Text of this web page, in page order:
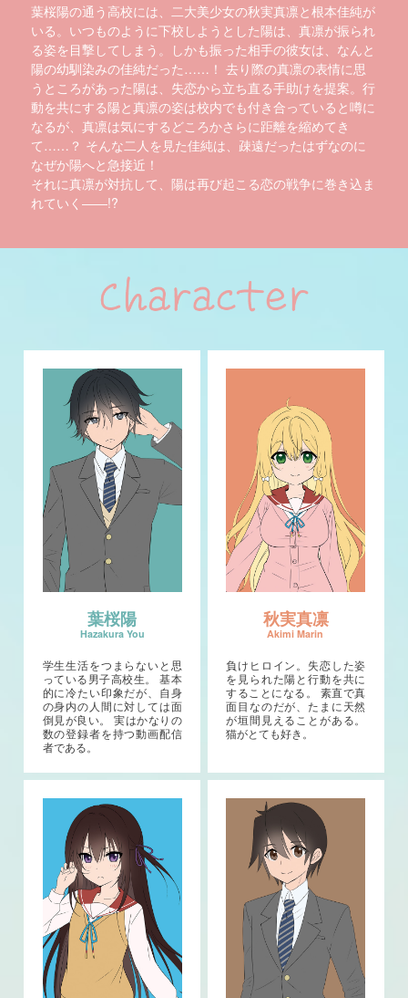
コミックパルフェ
コミックエッセイ
葉桜陽の通う高校には、二大美少女の秋実真凛と根本佳純が
いる。いつものように下校しようとした陽は、真凛が振られ
る姿を目撃してしまう。しかも振った相手の彼女は、なんと
陽の幼馴染みの佳純だった……！ 去り際の真凛の表情に思
うところがあった陽は、失恋から立ち直る手助けを提案。行
動を共にする陽と真凛の姿は校内でも付き合っていると噂に
なるが、真凛は気にするどころかさらに距離を縮めてき
て……？ そんな二人を見た佳純は、疎遠だったはずなのに
なぜか陽へと急接近！
それに真凛が対抗して、陽は再び起こる恋の戦争に巻き込ま
れていく――!?
葉桜陽
学生生活をつまらないと思
っている男子高校生。 基本
的に冷たい印象だが、自身
の身内の人間に対しては面
倒見が良い。 実はかなりの
数の登録者を持つ動画配信
者である。
秋実真凛
負けヒロイン。失恋した姿
を見られた陽と行動を共に
することになる。 素直で真
面目なのだが、たまに天然
が垣間見えることがある。
猫がとても好き。